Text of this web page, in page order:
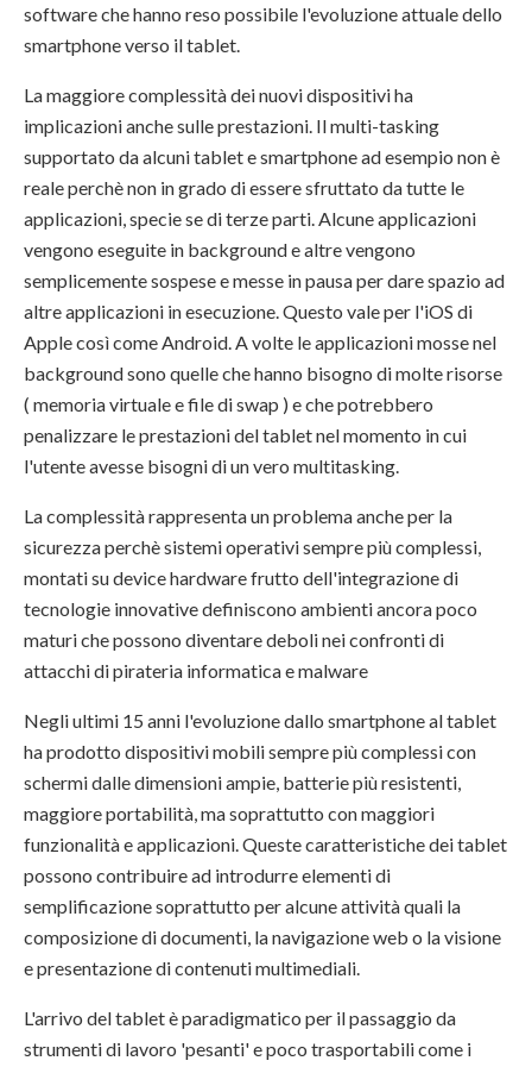
software che hanno reso possibile l'evoluzione attuale dello
smartphone verso il tablet.
La maggiore complessità dei nuovi dispositivi ha
implicazioni anche sulle prestazioni. Il multi-tasking
supportato da alcuni tablet e smartphone ad esempio non è
reale perchè non in grado di essere sfruttato da tutte le
applicazioni, specie se di terze parti. Alcune applicazioni
vengono eseguite in background e altre vengono
semplicemente sospese e messe in pausa per dare spazio ad
altre applicazioni in esecuzione. Questo vale per l'iOS di
Apple così come Android. A volte le applicazioni mosse nel
background sono quelle che hanno bisogno di molte risorse
( memoria virtuale e file di swap ) e che potrebbero
penalizzare le prestazioni del tablet nel momento in cui
l'utente avesse bisogni di un vero multitasking.
La complessità rappresenta un problema anche per la
sicurezza perchè sistemi operativi sempre più complessi,
montati su device hardware frutto dell'integrazione di
tecnologie innovative definiscono ambienti ancora poco
maturi che possono diventare deboli nei confronti di
attacchi di pirateria informatica e malware
Negli ultimi 15 anni l'evoluzione dallo smartphone al tablet
ha prodotto dispositivi mobili sempre più complessi con
schermi dalle dimensioni ampie, batterie più resistenti,
maggiore portabilità, ma soprattutto con maggiori
funzionalità e applicazioni. Queste caratteristiche dei tablet
possono contribuire ad introdurre elementi di
semplificazione soprattutto per alcune attività quali la
composizione di documenti, la navigazione web o la visione
e presentazione di contenuti multimediali.
L'arrivo del tablet è paradigmatico per il passaggio da
strumenti di lavoro 'pesanti' e poco trasportabili come i